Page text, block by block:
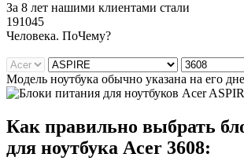
За 8 лет нашими клиентами стали
191045
Человека. ПоЧему?
Модель ноутбука обычно указана на его
Как правильно выбрать
для ноутбука Acer 3608: